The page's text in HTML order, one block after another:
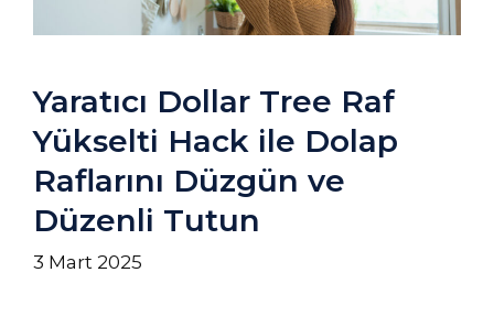
Yaratıcı Dollar Tree Raf
Yükselti Hack ile Dolap
Raflarını Düzgün ve
Düzenli Tutun
3 Mart 2025